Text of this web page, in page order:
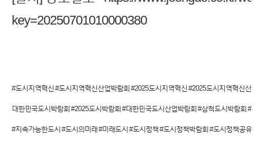
key=20250701010000380
#도시지역혁신 #도시지역혁신산업박람회 #2025도시지역혁신 #2025도시지역혁신산업
대한민국도시박람회 #2025도시박람회 #대한민국도시산업박람회 #삼척도시박람회 #
#지속가능한도시 #도시의미래 #미래도시 #도시정책 #도시정책박람회 #도시정책공유 #